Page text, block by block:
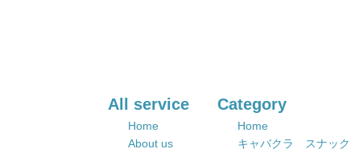
All service
Home
About us
Category
Home
キャバクラ スナック